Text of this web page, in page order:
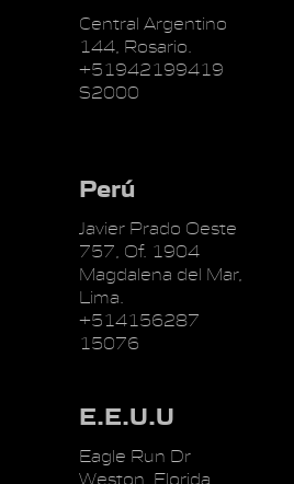
Central Argentino
144, Rosario.
+51942199419
S2000
Perú
Javier Prado Oeste
757, Of. 1904
Magdalena del Mar,
Lima.
+514156287
15076
E.E.U.U
Eagle Run Dr
Weston, Florida